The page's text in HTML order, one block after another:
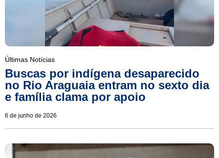
Últimas Notícias
Buscas por indígena desaparecido
no Rio Araguaia entram no sexto dia
e família clama por apoio
6 de junho de 2026